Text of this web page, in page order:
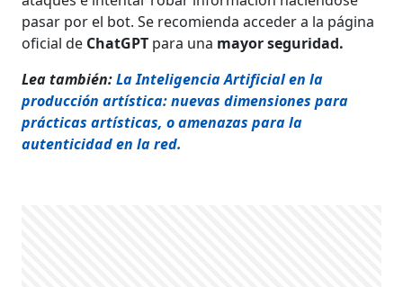
pasar por el bot. Se recomienda acceder a la página
oficial de ChatGPT para una mayor seguridad.
Lea también:La Inteligencia Artificial en la
producción artística: nuevas dimensiones para
prácticas artísticas, o amenazas para la
autenticidad en la red.